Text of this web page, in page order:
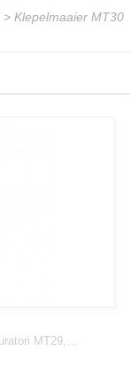
> Klepelmaaier MT30
MT29,…